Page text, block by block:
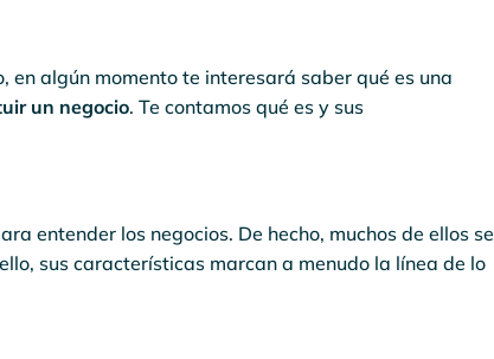
en algún momento te interesará saber qué es una
un negocio. Te contamos qué es y sus
entender los negocios. De hecho, muchos de ellos se
sus características marcan a menudo la línea de lo